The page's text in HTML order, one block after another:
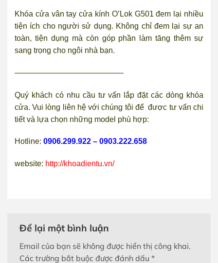
Khóa cửa vân tay cửa kính O’Lok G501 đem lại nhiều
tiện ích cho người sử dụng. Không chỉ đem lại sự an
toàn, tiện dụng mà còn góp phần làm tăng thêm sự
sang trọng cho ngôi nhà bạn.
——————————————
Quý khách có nhu cầu tư vấn lắp đặt các dòng khóa
cửa. Vui lòng liên hệ với chúng tôi để được tư vấn chi
tiết và lựa chọn những model phù hợp:
Hotline: 0906.299.922 – 0903.222.658
website: http://khoadientu.vn/
Để lại một bình luận
Email của bạn sẽ không được hiển thị công khai.
Các trường bắt buộc được đánh dấu *